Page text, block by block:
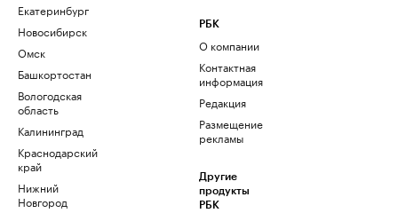
Екатеринбург
Новосибирск
Омск
Башкортостан
Вологодская
область
Калининград
Краснодарский
край
Нижний
Новгород
РБК
О компании
Контактная
информация
Редакция
Размещение
рекламы
Другие
продукты
РБК